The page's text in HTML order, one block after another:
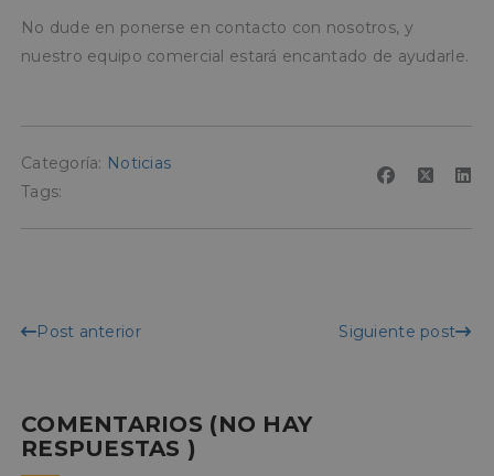
No dude en ponerse en contacto con nosotros, y
nuestro equipo comercial estará encantado de ayudarle.
Categoría: Noticias
Tags:
Post anterior Siguiente post
COMENTARIOS (NO HAY
RESPUESTAS )